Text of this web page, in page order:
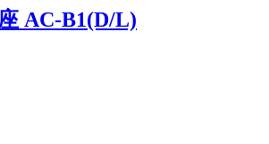
AC-B1(D/L)